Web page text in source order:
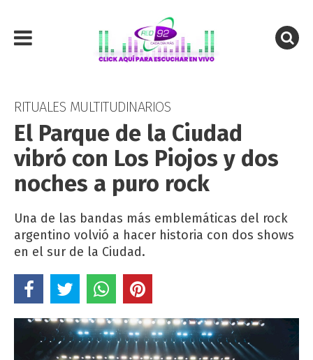
RITUALES MULTITUDINARIOS
El Parque de la Ciudad
vibró con Los Piojos y dos
noches a puro rock
Una de las bandas más emblemáticas del rock
argentino volvió a hacer historia con dos shows
en el sur de la Ciudad.